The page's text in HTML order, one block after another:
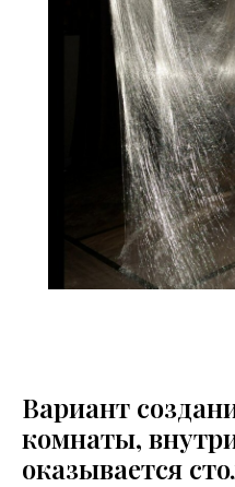
Вариант
комнаты,
оказывается